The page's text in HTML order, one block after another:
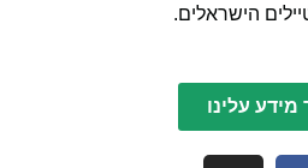
הישראלים.
מידע עלינו